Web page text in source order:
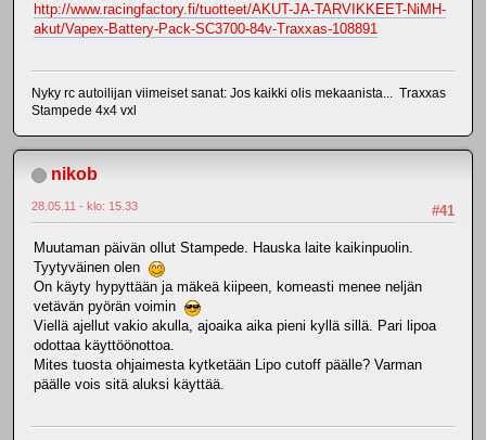
http://www.racingfactory.fi/tuotteet/AKUT-JA-TARVIKKEET-NiMH-
akut/Vapex-Battery-Pack-SC3700-84v-Traxxas-108891
Nyky rc autoilijan viimeiset sanat: Jos kaikki olis mekaanista... Traxxas
Stampede 4x4 vxl
nikob
#41
28.05.11 - klo: 15.33
Muutaman päivän ollut Stampede. Hauska laite kaikinpuolin.
Tyytyväinen olen
On käyty hypyttään ja mäkeä kiipeen, komeasti menee neljän
vetävän pyörän voimin
Viellä ajellut vakio akulla, ajoaika aika pieni kyllä sillä. Pari lipoa
odottaa käyttöönottoa.
Mites tuosta ohjaimesta kytketään Lipo cutoff päälle? Varman
päälle vois sitä aluksi käyttää.